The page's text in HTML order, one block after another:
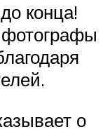
конца!
о